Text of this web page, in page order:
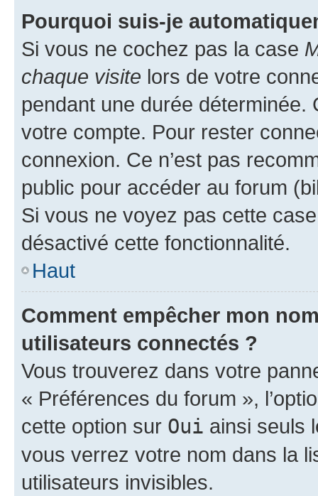
Pourquoi suis-je
Si vous ne cochez pas la case
chaque visite lors de votre
pendant une durée déterminée.
votre compte. Pour rester
connexion. Ce n’est pas
public pour accéder au forum
Si vous ne voyez pas cette
désactivé cette fonctionnalité.
Haut
Comment empêcher mon
utilisateurs connectés ?
Vous trouverez dans votre
« Préférences du forum »,
cette option sur Oui ainsi seuls
vous verrez votre nom dans la
utilisateurs invisibles.